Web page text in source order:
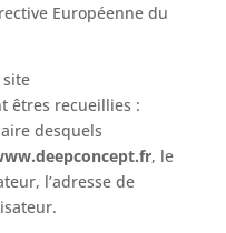
Européenne du
site
êtres recueillies :
desquels
, le
l’adresse de